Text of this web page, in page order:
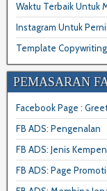
Waktu Terbaik Untuk
Instagram Untuk
Template
PEMASARAN
Facebook Page :
FB ADS: Pengenalan
FB ADS: Jenis
FB ADS: Page